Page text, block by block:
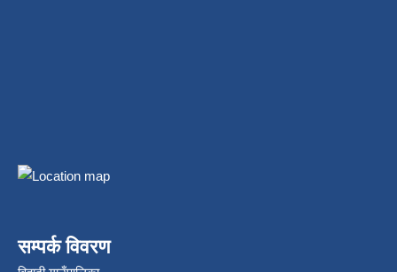
सम्पर्क विवरण